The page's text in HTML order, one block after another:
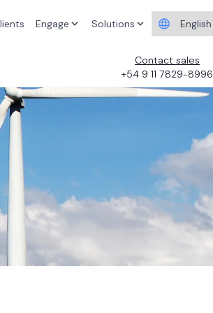
Engage Solutions
Contact sales
+54 9 11 7829-8996